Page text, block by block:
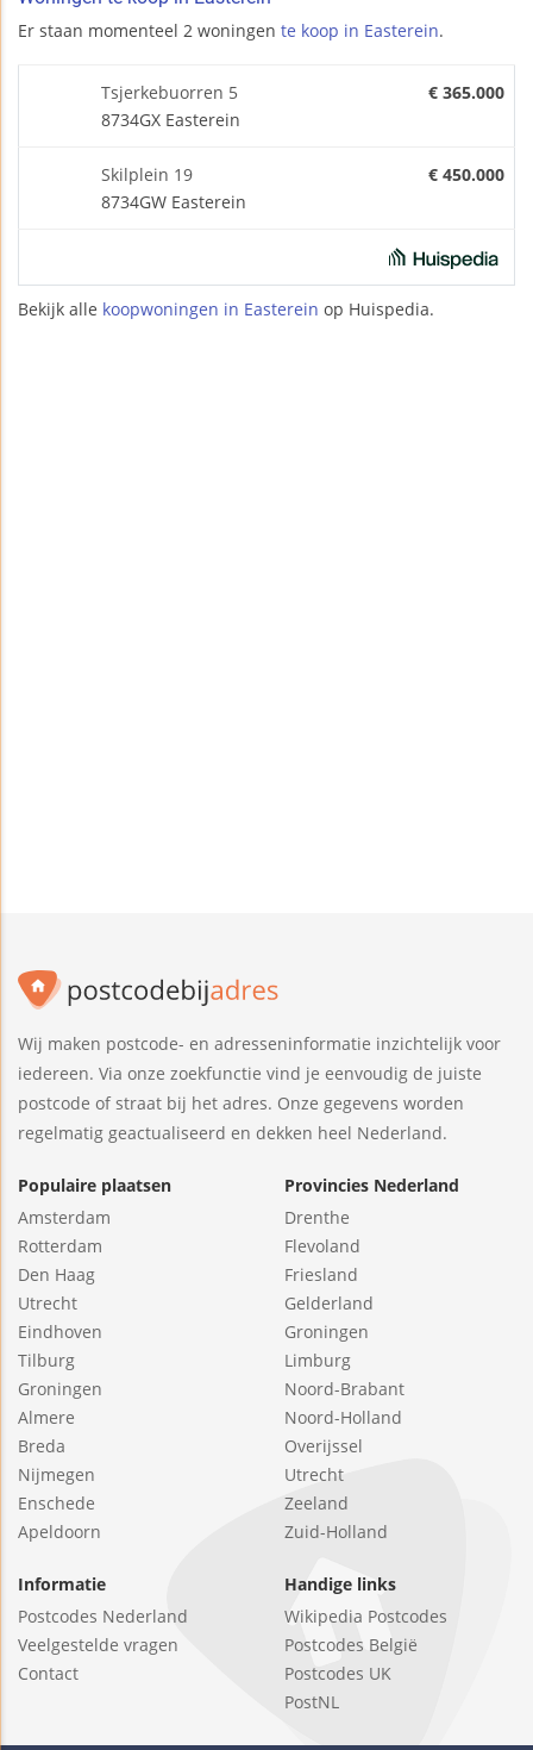
Er staan momenteel 2 woningen te koop in Easterein.
Tsjerkebuorren 5
8734GX Easterein
€ 365.000
Skilplein 19
8734GW Easterein
€ 450.000
Bekijk alle koopwoningen in Easterein op Huispedia.
Wij maken postcode- en adresseninformatie inzichtelijk voor
iedereen. Via onze zoekfunctie vind je eenvoudig de juiste
postcode of straat bij het adres. Onze gegevens worden
regelmatig geactualiseerd en dekken heel Nederland.
Populaire plaatsen
Amsterdam
Rotterdam
Den Haag
Utrecht
Eindhoven
Tilburg
Groningen
Almere
Breda
Nijmegen
Enschede
Apeldoorn
Provincies Nederland
Drenthe
Flevoland
Friesland
Gelderland
Groningen
Limburg
Noord-Brabant
Noord-Holland
Overijssel
Utrecht
Zeeland
Zuid-Holland
Informatie
Postcodes Nederland
Veelgestelde vragen
Contact
Handige links
Wikipedia Postcodes
Postcodes België
Postcodes UK
PostNL